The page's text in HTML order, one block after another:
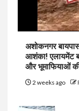
अशोकनगर
आशंका! एलायमेंट
और भूमाफियाओं
2 weeks ago